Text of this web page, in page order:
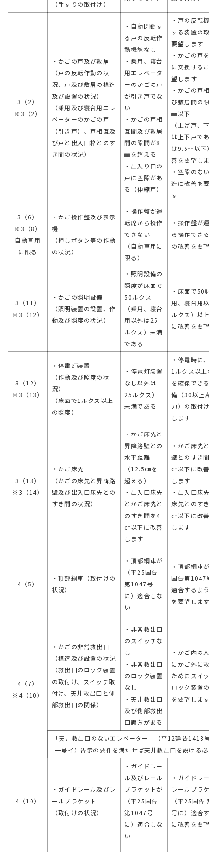
（手すりの取付け）
3（2）
※3（2）
・かごの戸及び敷居
（戸の反転作動の状
況、戸及び敷居の構造
及び設置の状況）
（乗用及び寝台用エレ
ベーターのかごの戸
（引き戸）、戸相互及
び戸と出入口枠とのす
き間の状況）
・自動閉鎖す
る戸の反転作
動機能なし
・乗用、寝台
用エレベータ
ーのかごの戸
が引き戸でな
い
・かごの戸相
互間及び敷居
間の隙間が8
㎜を超える
・出入り口の
戸に空隙があ
る（伸縮戸）
・戸の反転機
する装置の取
要望します
・かごの戸を
に交換するこ
望します
・かごの戸相
び敷居間の隙
㎜以下
（上げ戸、下
は上下戸であ
は9.5㎜以下）
善を要望します
・空隙のない
造に改善を要
す
3（6）
※3（8）
自動車用
に限る
・かご操作盤及び表示
機
（押しボタン等の作動
の状況）
・操作盤が運
転席から操作
できない
（自動車用に
限る）
・操作盤が運
ら操作できる
の改善を要望
3（11）
※3（12）
・かごの照明設備
（照明装置の設置、作
動及び照度の状況）
・照明設備の
照度が床面で
50ルクス
（乗用、寝台
用以外は25
ルクス）未満
である
・床面で50ﾙｸ
用、寝台用以
ルクス）以上
に改善を要望
3（12）
※3（13）
・停電灯装置
（作動及び照度の状
況）
（床面で1ルクス以上
の照度）
・停電灯装置
なし以外は
25ルクス）
未満である
・停電時に、
1ルクス以上の
を確保できる
備（30以上点
力）の取付け
します
3（13）
※3（14）
・かご床先
（かごの床先と昇降路
壁及び出入口床先との
すき間の状況）
・かご床先と
昇降路壁との
水平距離
（12.5㎝を
超える）
・出入口床先
とかご床先と
のすき間を4
㎝以下に改善
します
・かご床先と
壁とのすき間
㎝以下に改善
します
・出入口床先
床先とのすき
㎝以下に改善
します
4（5）
・頂部綱車（取付けの
状況）
・頂部綱車が
（平25国告
第1047号
に）適合しな
い
・頂部綱車が
国告第1047号
適合するよう
を要望します
4（7）
※4（10）
・かごの非常救出口
（構造及び設置の状況
（救出口のロック装置
の取付け、スイッチ取
付け、天井救出口と側
部救出口の関係）
・非常救出口
のスイッチな
し
・非常救出口
のロック装置
なし
・天井救出口
及び側部救出
口両方がある
・かご内の人
にかご外に救
ためにスイッ
ロック装置の
を要望します
「天井救出口のないエレベーター」（平12建告1413号
一号イ）告示の要件を満たせば天井救出口を設ける必要
4（10）
・ガイドレール及びレ
ールブラケット
（取付けの状況）
・ガイドレー
ル及びレール
ブラケットが
（平25国告
第1047号
に）適合しな
い
・ガイドレー
レールブラケ
（平25国告 第
号に）適合す
に改善を要望